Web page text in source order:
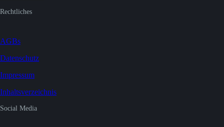
Rechtliches
AGBs
Datenschutz
Impressum
Inhaltsverzeichnis
Social Media